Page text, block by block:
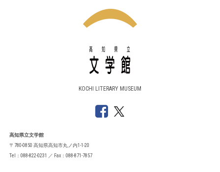
KOCHI LITERARY MUSEUM
高知県立文学館
〒780-0850 高知県高知市丸ノ内1-1-20
Tel：088-822-0231 ／ Fax：088-871-7857